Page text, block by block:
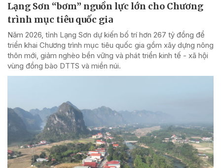
Lạng Sơn “bơm” nguồn lực lớn cho Chương
trình mục tiêu quốc gia
Năm 2026, tỉnh Lạng Sơn dự kiến bố trí hơn 267 tỷ đồng để
triển khai Chương trình mục tiêu quốc gia gồm xây dựng nông
thôn mới, giảm nghèo bền vững và phát triển kinh tế - xã hội
vùng đồng bào DTTS và miền núi.